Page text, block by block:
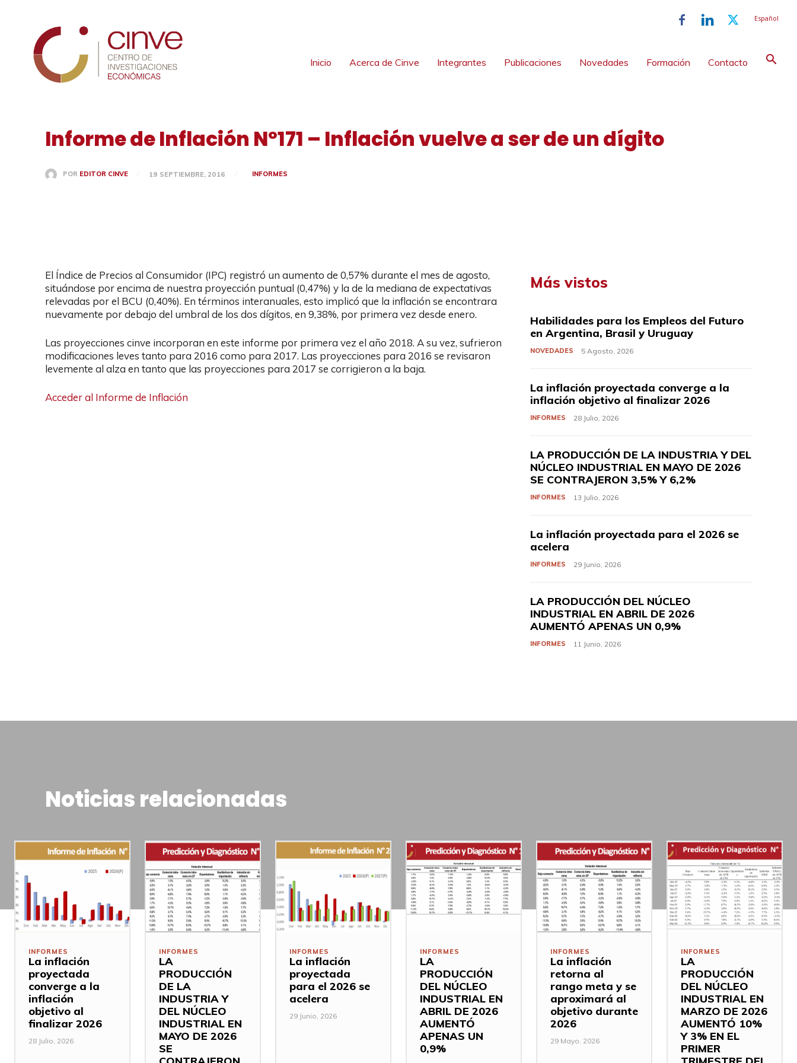
Español
Inicio Acerca de Cinve Integrantes Publicaciones Novedades Formación Contacto
Informe de Inflación Nº171 – Inflación vuelve a ser de un dígito
POR EDITOR CINVE 19 SEPTIEMBRE, 2016 INFORMES
El Índice de Precios al Consumidor (IPC) registró un aumento de 0,57% durante el mes de agosto,
situándose por encima de nuestra proyección puntual (0,47%) y la de la mediana de expectativas
relevadas por el BCU (0,40%). En términos interanuales, esto implicó que la inflación se encontrara
nuevamente por debajo del umbral de los dos dígitos, en 9,38%, por primera vez desde enero.
Las proyecciones cinve incorporan en este informe por primera vez el año 2018. A su vez, sufrieron
modificaciones leves tanto para 2016 como para 2017. Las proyecciones para 2016 se revisaron
levemente al alza en tanto que las proyecciones para 2017 se corrigieron a la baja.
Acceder al Informe de Inflación
Más vistos
Habilidades para los Empleos del Futuro
en Argentina, Brasil y Uruguay
NOVEDADES 5 Agosto, 2026
La inflación proyectada converge a la
inflación objetivo al finalizar 2026
INFORMES 28 Julio, 2026
LA PRODUCCIÓN DE LA INDUSTRIA Y DEL
NÚCLEO INDUSTRIAL EN MAYO DE 2026
SE CONTRAJERON 3,5% Y 6,2%
INFORMES 13 Julio, 2026
La inflación proyectada para el 2026 se
acelera
INFORMES 29 Junio, 2026
LA PRODUCCIÓN DEL NÚCLEO
INDUSTRIAL EN ABRIL DE 2026
AUMENTÓ APENAS UN 0,9%
INFORMES 11 Junio, 2026
Noticias relacionadas
INFORMES
La inflación
proyectada
converge a la
inflación
objetivo al
finalizar 2026
28 Julio, 2026
INFORMES
LA
PRODUCCIÓN
DE LA
INDUSTRIA Y
DEL NÚCLEO
INDUSTRIAL EN
MAYO DE 2026
SE
INFORMES
La inflación
proyectada
para el 2026 se
acelera
29 Junio, 2026
INFORMES
LA
PRODUCCIÓN
DEL NÚCLEO
INDUSTRIAL EN
ABRIL DE 2026
AUMENTÓ
APENAS UN
0,9%
INFORMES
La inflación
retorna al
rango meta y se
aproximará al
objetivo durante
2026
29 Mayo, 2026
INFORMES
LA
PRODUCCIÓN
DEL NÚCLEO
INDUSTRIAL EN
MARZO DE 2026
AUMENTÓ 10%
Y 3% EN EL
PRIMER